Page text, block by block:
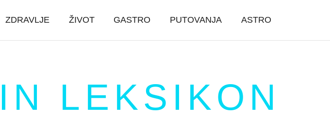
ZDRAVLJE ŽIVOT GASTRO PUTOVANJA ASTRO
LEKSIKON